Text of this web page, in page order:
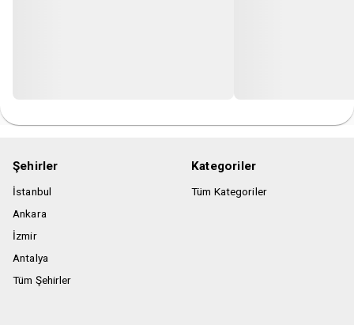
Şehirler
İstanbul
Ankara
İzmir
Antalya
Tüm Şehirler
Kategoriler
Tüm Kategoriler